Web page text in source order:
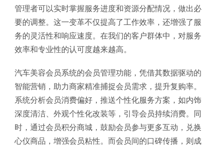
管理者可以实时掌握服务进度和资源分配情况，做出必
要的调整。这一变革不仅提高了工作效率，还增强了服
务的灵活性和响应速度。在我们的客户群体中，对服务
效率和专业性的认可度越来越高。
汽车美容会员系统的会员管理功能，凭借其数据驱动的
智能营销，助力商家精准捕捉会员需求，提升复购率。
系统分析会员消费偏好，推送个性化服务方案，如内饰
深度清洁、外观个性化改装等，引导会员持续消费。同
时，通过会员积分商城，鼓励会员参与更多互动，兑换
心仪商品，增强会员粘性。而会员间的口碑传播，则成